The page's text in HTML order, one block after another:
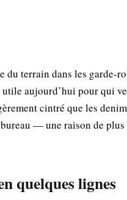
terrain dans les garde-
aujourd’hui pour qui
cintré que les
— une raison de
quelques lignes